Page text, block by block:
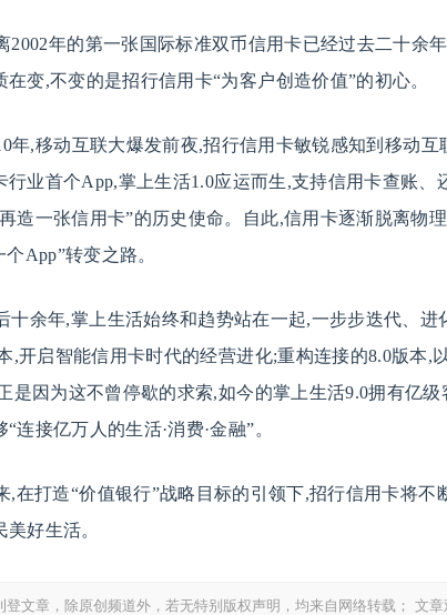
2002年的第一张国际标准双币信用卡已经过去二十余
在变,不变的是招行信用卡“为客户创造价值”的初心。
年,移动互联大爆发前夜,招行信用卡敏锐感知到移动
行业首个App,掌上生活1.0应运而生,支持信用卡查账
造一张信用卡”的历史使命。自此,信用卡逐渐脱离物
个App”转变之路。
十余年,掌上生活始终和趋势站在一起,一步步迭代、
,开启智能信用卡时代的经营进化;重构连接的8.0版本,
因为这不曾停歇的求索,如今的掌上生活9.0拥有亿
“连接亿万人的生活·消费·金融”。
,在打造“价值银行”战略目标的引领下,招行信用卡将
美好生活。
登文章，除原创频道外，若无特别版权声明，均来自网络转载； 文